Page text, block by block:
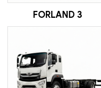
FORLAND 3